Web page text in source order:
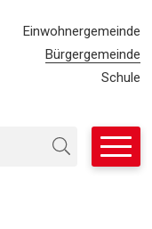
Suche starten
Einwohnergemeinde
Bürgergemeinde
Schule